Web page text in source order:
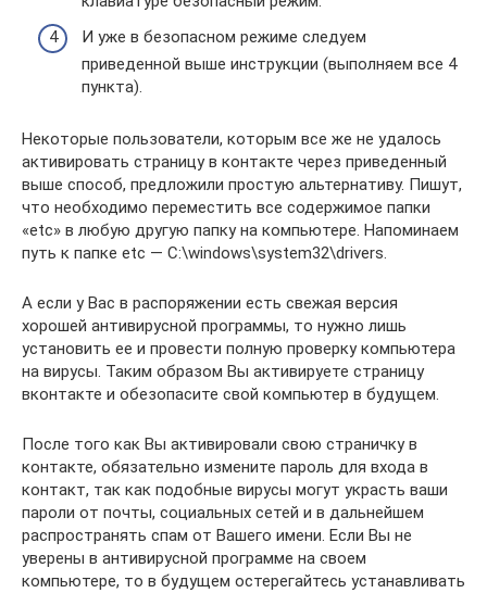
И уже в безопасном режиме следуем
приведенной выше инструкции (выполняем все 4
пункта).
Некоторые пользователи, которым все же не удалось
активировать страницу в контакте через приведенный
выше способ, предложили простую альтернативу. Пишут,
что необходимо переместить все содержимое папки
«etc» в любую другую папку на компьютере. Напоминаем
путь к папке etc — C:\windows\system32\drivers.
А если у Вас в распоряжении есть свежая версия
хорошей антивирусной программы, то нужно лишь
установить ее и провести полную проверку компьютера
на вирусы. Таким образом Вы активируете страницу
вконтакте и обезопасите свой компьютер в будущем.
После того как Вы активировали свою страничку в
контакте, обязательно измените пароль для входа в
контакт, так как подобные вирусы могут украсть ваши
пароли от почты, социальных сетей и в дальнейшем
распространять спам от Вашего имени. Если Вы не
уверены в антивирусной программе на своем
компьютере, то в будущем остерегайтесь устанавливать